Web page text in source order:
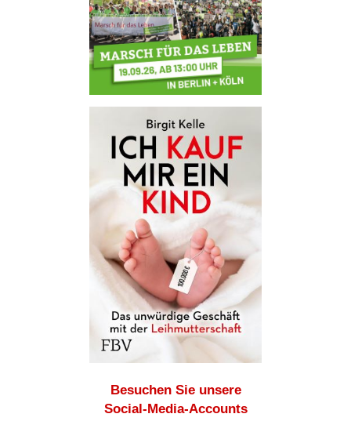
Besuchen Sie unsere
Social-Media-Accounts